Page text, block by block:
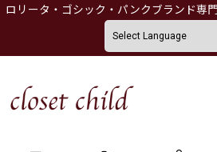
ロリータ・ゴシック・パンクブランド専